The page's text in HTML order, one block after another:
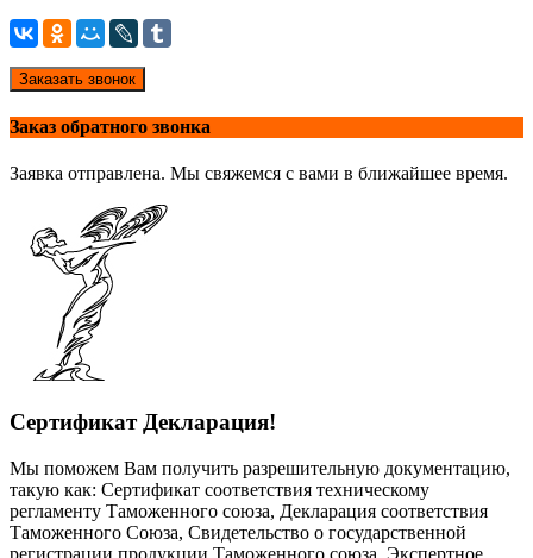
Заказать звонок
Заказ обратного звонка
Заявка отправлена. Мы свяжемся с вами в ближайшее время.
Сертификат Декларация!
Мы поможем Вам получить разрешительную документацию,
такую как: Сертификат соответствия техническому
регламенту Таможенного союза, Декларация соответствия
Таможенного Союза, Свидетельство о государственной
регистрации продукции Таможенного союза, Экспертное